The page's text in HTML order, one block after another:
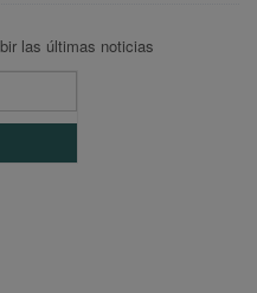
las últimas noticias